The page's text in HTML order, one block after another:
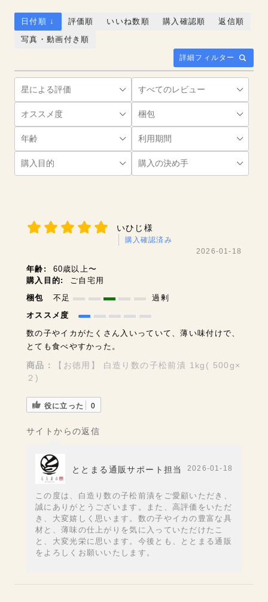
詳細フィルター
日付順 ↓ 評価順 いいね数順 購入確認順
返信順
写真・動画付き順
いひじ様
購入確認済み
2026-01-18
年齢:
60歳以上〜
購入目的:
ご自宅用
梱包
不足
過剰
オススメ度
数の子やイカがたくさん入いっていて、薄い味付けで、
とても食べやすかった。
商品：
【お徳用】 白造り数の子松前漬 1kg( 500g×
２)
役に立った 0
サイトからの返信
ととまる通販サポート担当 2026-01-18
この度は、白造り数の子松前漬をご愛顧いただき、
誠にありがとうございます。また、高評価をいただ
き、大変嬉しく思います。数の子やイカの豊富な具
材と、薄味の仕上がりを気に入っていただけたこ
と、大変光栄に思います。今後とも、ととまる通販
をよろしくお願いいたします。